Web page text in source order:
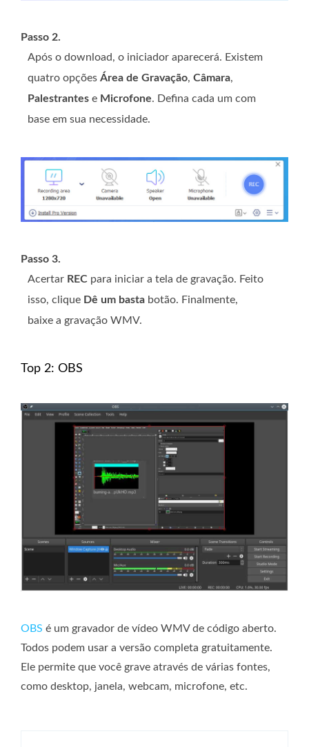
Passo 2.
Após o download, o iniciador aparecerá. Existem
quatro opções Área de Gravação, Câmara,
Palestrantes e Microfone. Defina cada um com
base em sua necessidade.
Passo 3.
Acertar REC para iniciar a tela de gravação. Feito
isso, clique Dê um basta botão. Finalmente,
baixe a gravação WMV.
Top 2: OBS
OBS é um gravador de vídeo WMV de código aberto.
Todos podem usar a versão completa gratuitamente.
Ele permite que você grave através de várias fontes,
como desktop, janela, webcam, microfone, etc.